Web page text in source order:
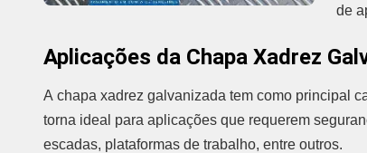
de
Aplicações da Chapa Xadrez
A chapa xadrez galvanizada tem como principal
torna ideal para aplicações que requerem
escadas, plataformas de trabalho, entre outros.